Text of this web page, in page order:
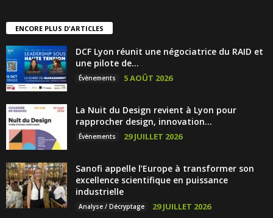
ENCORE PLUS D'ARTICLES
DCF Lyon réunit une négociatrice du RAID et
une pilote de...
Évènements 5 AOÛT 2026
La Nuit du Design revient à Lyon pour
rapprocher design, innovation...
Évènements 29 JUILLET 2026
Sanofi appelle l’Europe à transformer son
excellence scientifique en puissance
industrielle
Analyse / Décryptage 29 JUILLET 2026